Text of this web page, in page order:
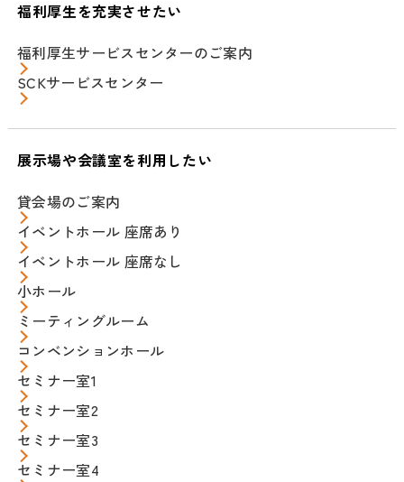
福利厚生を充実させたい
福利厚生サービスセンターのご案内
SCKサービスセンター
展示場や会議室を利用したい
貸会場のご案内
イベントホール 座席あり
イベントホール 座席なし
小ホール
ミーティングルーム
コンベンションホール
セミナー室1
セミナー室2
セミナー室3
セミナー室4